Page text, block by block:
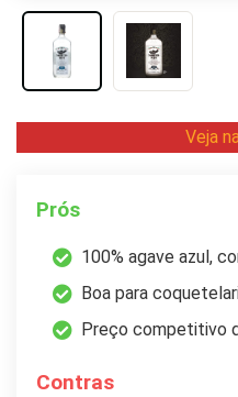
Veja
Prós
100% agave azul,
Boa para
Preço competitivo
Contras